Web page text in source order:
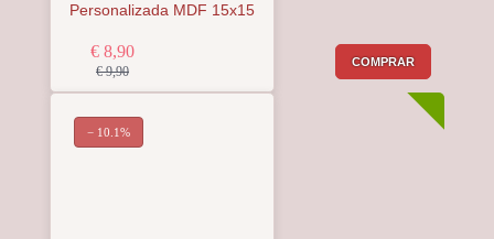
Personalizada MDF 15x15
€ 8,90
€ 9,90
COMPRAR
− 10.1%